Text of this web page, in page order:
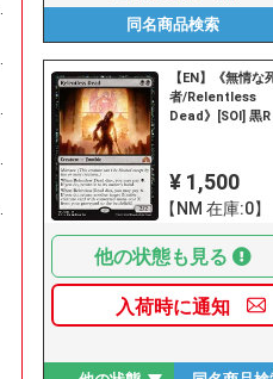
同名商品検索
【EN】《無情な
者/Relentless
Dead》[SOI] 黒R
¥ 1,500
【NM 在庫:0】
他の状態も見る
入荷時に通知